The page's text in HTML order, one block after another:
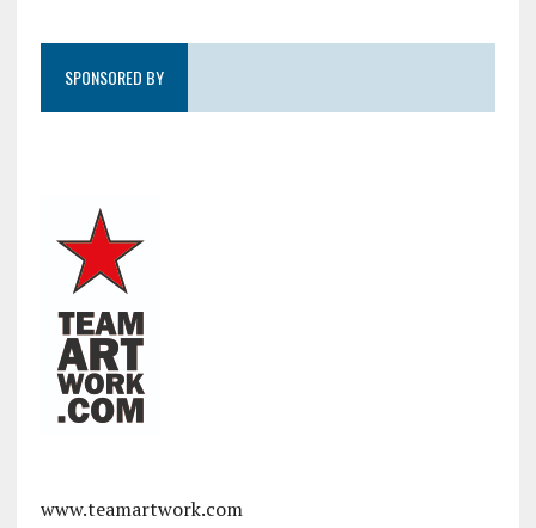
SPONSORED BY
www.teamartwork.com